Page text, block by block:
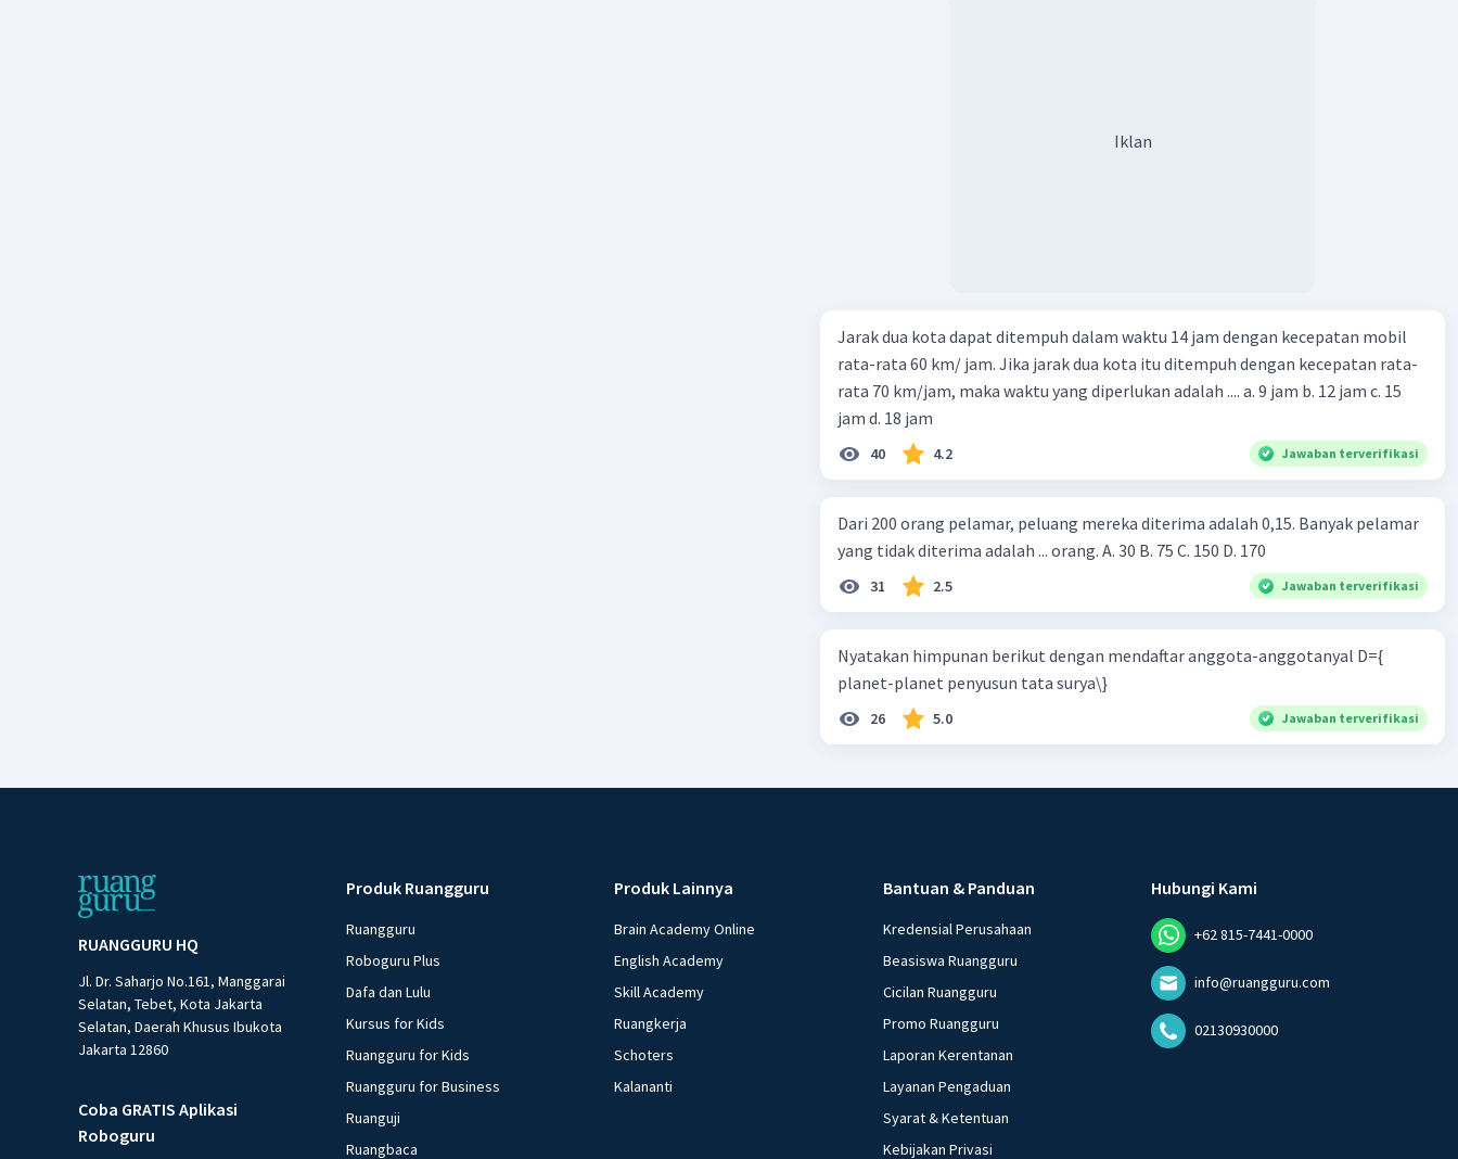
Iklan
Jarak dua kota dapat ditempuh dalam waktu 14 jam dengan kecepatan mobil
rata-rata 60 km/ jam. Jika jarak dua kota itu ditempuh dengan kecepatan rata-
rata 70 km/jam, maka waktu yang diperlukan adalah .... a. 9 jam b. 12 jam c. 15
jam d. 18 jam
40 4.2 Jawaban terverifikasi
Dari 200 orang pelamar, peluang mereka diterima adalah 0,15. Banyak pelamar
yang tidak diterima adalah ... orang. A. 30 B. 75 C. 150 D. 170
31 2.5 Jawaban terverifikasi
Nyatakan himpunan berikut dengan mendaftar anggota-anggotanyal D={
planet-planet penyusun tata surya\}
26 5.0 Jawaban terverifikasi
RUANGGURU HQ
Jl. Dr. Saharjo No.161, Manggarai
Selatan, Tebet, Kota Jakarta
Selatan, Daerah Khusus Ibukota
Jakarta 12860
Coba GRATIS Aplikasi
Roboguru
Produk Ruangguru
Ruangguru
Roboguru Plus
Dafa dan Lulu
Kursus for Kids
Ruangguru for Kids
Ruangguru for Business
Ruanguji
Ruangbaca
Produk Lainnya
Brain Academy Online
English Academy
Skill Academy
Ruangkerja
Schoters
Kalananti
Bantuan & Panduan
Kredensial Perusahaan
Beasiswa Ruangguru
Cicilan Ruangguru
Promo Ruangguru
Laporan Kerentanan
Layanan Pengaduan
Syarat & Ketentuan
Kebijakan Privasi
Hubungi Kami
+62 815-7441-0000
info@ruangguru.com
02130930000